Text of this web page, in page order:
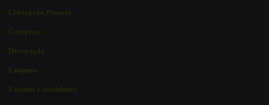
Coloração Pessoal
Compras
Decoração
Etiqueta
Eventos e novidades